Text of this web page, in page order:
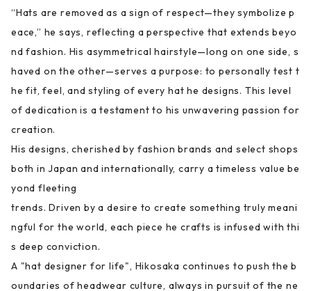
“Hats are removed as a sign of respect—they symbolize p
eace,” he says, reflecting a perspective that extends beyo
nd fashion. His asymmetrical hairstyle—long on one side, s
haved on the other—serves a purpose: to personally test t
he fit, feel, and styling of every hat he designs. This level
of dedication is a testament to his unwavering passion for
creation.
His designs, cherished by fashion brands and select shops
both in Japan and internationally, carry a timeless value be
yond fleeting
trends. Driven by a desire to create something truly meani
ngful for the world, each piece he crafts is infused with thi
s deep conviction.
A "hat designer for life", Hikosaka continues to push the b
oundaries of headwear culture, always in pursuit of the ne